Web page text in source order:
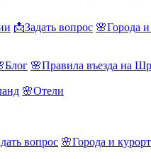
📩Задать вопрос 🌸Города
🌸Правила въезда на
🌸Отели
вопрос 🌸Города и